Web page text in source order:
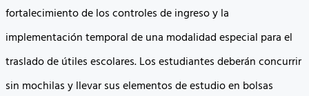
fortalecimiento de los controles de ingreso y la
implementación temporal de una modalidad especial para el
traslado de útiles escolares. Los estudiantes deberán concurrir
sin mochilas y llevar sus elementos de estudio en bolsas